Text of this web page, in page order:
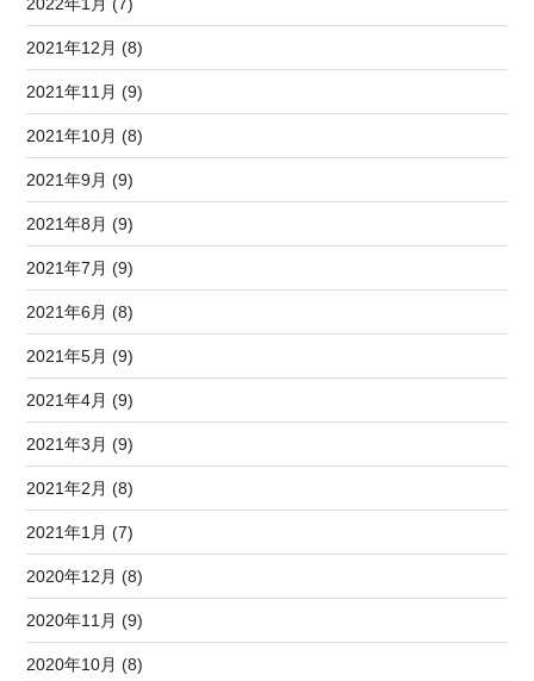
2022年1月 (7)
2021年12月 (8)
2021年11月 (9)
2021年10月 (8)
2021年9月 (9)
2021年8月 (9)
2021年7月 (9)
2021年6月 (8)
2021年5月 (9)
2021年4月 (9)
2021年3月 (9)
2021年2月 (8)
2021年1月 (7)
2020年12月 (8)
2020年11月 (9)
2020年10月 (8)